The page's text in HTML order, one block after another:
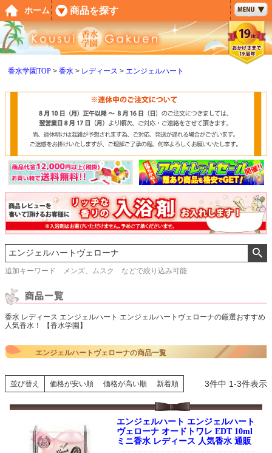
香水学園TOP 香水 レディース エンジェルハート
追加キーワード メンズ、ムスク などで絞り込み可能
香水 レディース エンジェルハート エンジェルハートヴェローナの厳選おすすめ
人気香水！ 【香水学園】
エンジェルハートヴェローナの商品一覧
並び替え 価格が安い順 価格が高い順 新着順 3件中 1-3件表示
エンジェルハート エンジェルハート
ヴェローナ オードトワレ EDT 10ml
ミニ香水 レディース 人気香水 通販
ペー
ジト
ップ
へ
ホーム 商品を探す